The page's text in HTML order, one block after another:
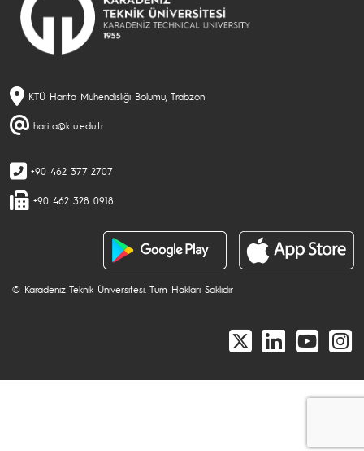
KTÜ Harita Mühendisliği Bölümü, Trabzon
harita@ktu.edu.tr
+90 462 377 2707
+90 462 328 0918
© Karadeniz Teknik Üniversitesi. Tüm Hakları Saklıdır